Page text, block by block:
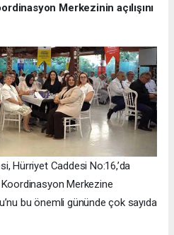
Merkezinin açılışını
Hürriyet Caddesi No:16,’da
Merkezine
bu önemli gününde çok sayıda